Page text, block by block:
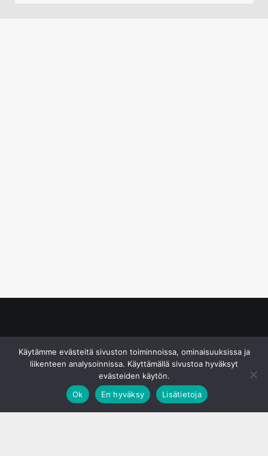
Käytämme evästeitä sivuston toiminnoissa, ominaisuuksissa ja
liikenteen analysoinnissa. Käyttämällä sivustoa hyväksyt
evästeiden käytön.
Ok
En hyväksy Lisätietoja